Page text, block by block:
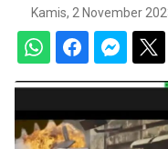
Kamis, 2 November